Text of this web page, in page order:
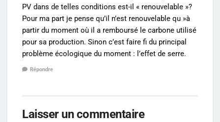
PV dans de telles conditions est-il « renouvelable »?
Pour ma part je pense qu’il n’est renouvelable qu »à
partir du moment où il a remboursé le carbone utilisé
pour sa production. Sinon c’est faire fi du principal
problème écologique du moment : l’effet de serre.
Répondre
Laisser un commentaire